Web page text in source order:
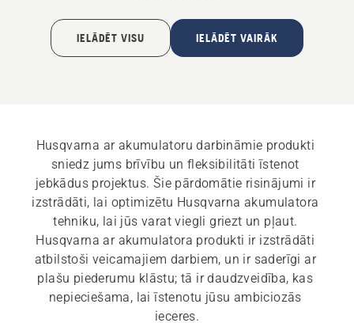
IELĀDĒT VISU IELĀDĒT VAIRĀK
Husqvarna ar akumulatoru darbināmie produkti
sniedz jums brīvību un fleksibilitāti īstenot
jebkādus projektus. Šie pārdomātie risinājumi ir
izstrādāti, lai optimizētu Husqvarna akumulatora
tehniku, lai jūs varat viegli griezt un pļaut.
Husqvarna ar akumulatora produkti ir izstrādāti
atbilstoši veicamajiem darbiem, un ir saderīgi ar
plašu piederumu klāstu; tā ir daudzveidība, kas
nepieciešama, lai īstenotu jūsu ambiciozās
ieceres.